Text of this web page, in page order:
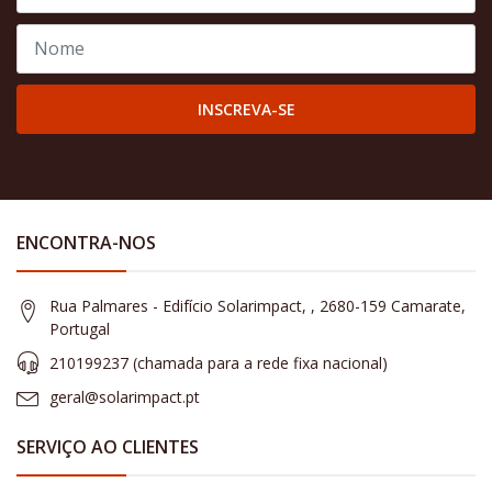
INSCREVA-SE
ENCONTRA-NOS
Rua Palmares - Edifício Solarimpact, , 2680-159 Camarate,
Portugal
210199237 (​chamada para a rede fixa nacional)
geral@solarimpact.pt
SERVIÇO AO CLIENTES